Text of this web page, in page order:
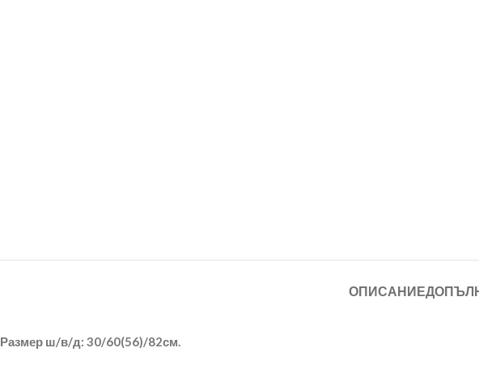
ОПИСАНИЕ
Размер ш/в/д: 30/60(56)/82см.